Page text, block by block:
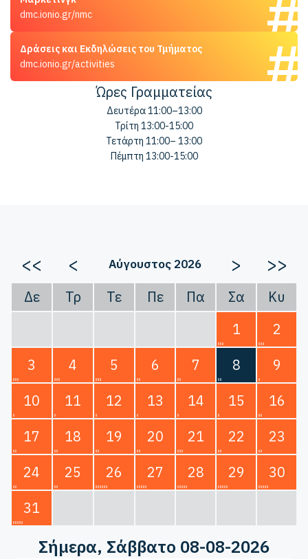
dmc.ionio.gr/nmc
Δράσεις και Εκδηλώσεις του Τμήματος
dmc.ionio.gr/activities
Ώρες Γραμματείας
Δευτέρα 11:00–13:00
Τρίτη 13:00-15:00
Τετάρτη 11:00– 13:00
Πέμπτη 13:00-15:00
<< < Αύγουστος 2026 > >>
Δε Τρ Τε Πε Πα Σα
Κυ
1
2
3
4 5 6 7 8
9
10
11 12 13 14 15
16
17
18 19 20 21 22
23
24
25 26 27 28 29
30
31
Σήμερα, Σάββατο 08-08-2026